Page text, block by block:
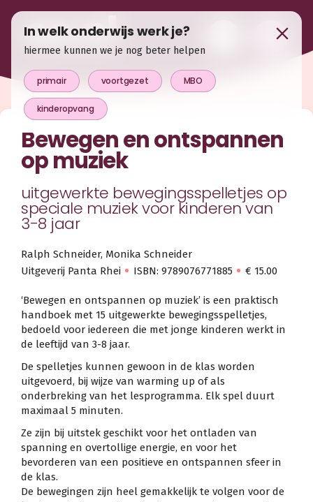
Bewegen en ontspannen
op muziek
uitgewerkte bewegingsspelletjes op
speciale muziek voor kinderen van
3-8 jaar
Ralph Schneider, Monika Schneider
Uitgeverij Panta Rhei
ISBN: 9789076771885 € 15.00
‘Bewegen en ontspannen op muziek’ is een praktisch
handboek met 15 uitgewerkte bewegingsspelletjes,
bedoeld voor iedereen die met jonge kinderen werkt in
de leeftijd van 3-8 jaar.
De spelletjes kunnen gewoon in de klas worden
uitgevoerd, bij wijze van warming up of als
onderbreking van het lesprogramma. Elk spel duurt
maximaal 5 minuten.
Ze zijn bij uitstek geschikt voor het ontladen van
spanning en overtollige energie, en voor het
bevorderen van een positieve en ontspannen sfeer in
de klas.
De bewegingen zijn heel gemakkelijk te volgen voor de
In welk onderwijs werk je?
hiermee kunnen we je nog beter helpen
primair voortgezet MBO
kinderopvang